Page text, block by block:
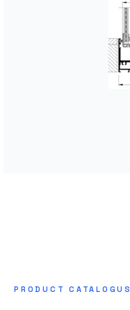
PRODUCT CATALOGUS